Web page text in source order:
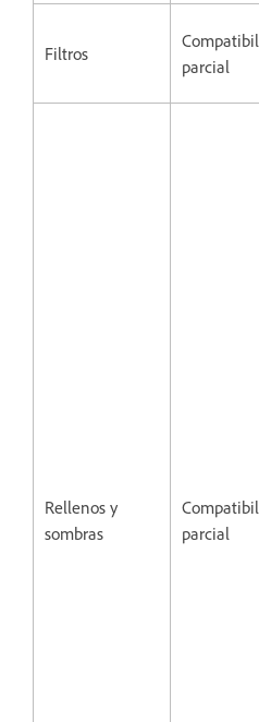
Filtros
parcial
Rellenos y
sombras
parcial